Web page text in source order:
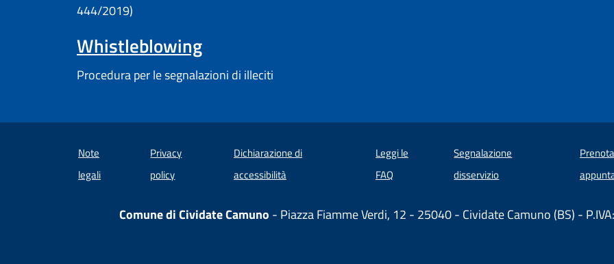
444/2019)
Whistleblowing
Procedura per le segnalazioni di illeciti
Note
legali
Privacy
policy
Dichiarazione di
accessibilità (apre in un'altra scheda).
Leggi le
FAQ
Segnalazione
disservizio
Comune di Cividate Camuno - Piazza Fiamme Verdi, 12 - 25040 - Cividate Camuno (BS) -